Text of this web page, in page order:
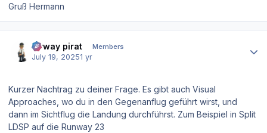
Gruß Hermann
airway pirat Members
July 19, 20251 yr
Kurzer Nachtrag zu deiner Frage. Es gibt auch Visual
Approaches, wo du in den Gegenanflug geführt wirst, und
dann im Sichtflug die Landung durchführst. Zum Beispiel in Split
LDSP auf die Runway 23